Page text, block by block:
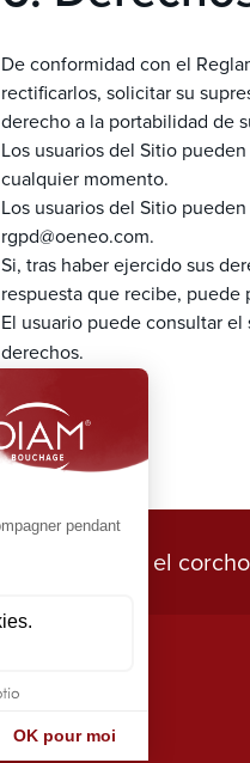
De conformidad con el
rectificarlos, solicitar su
derecho a la portabilidad de
Los usuarios del Sitio
cualquier momento.
Los usuarios del Sitio
rgpd@oeneo.com.
Si, tras haber ejercido sus
respuesta que recibe, puede
El usuario puede consultar
derechos.
Diseñamos el